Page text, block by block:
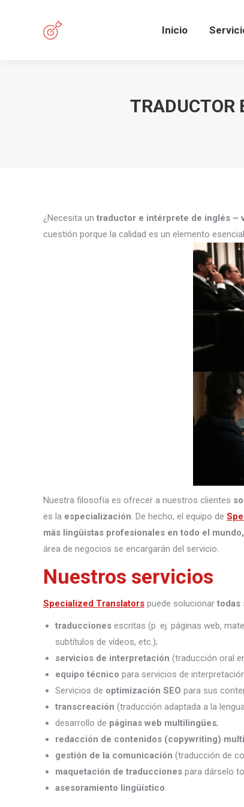
Inicio
TRADUCTOR
¿Necesita un traductor e intérprete de inglés –
cuestión porque la calidad es un elemento
Nuestra filosofía es ofrecer a nuestros clientes
es la especialización . De hecho, el equipo de
más lingüistas profesionales en todo el
área de negocios se encargarán del servicio.
Nuestros servicios
Specialized Translators puede solucionar todas
traducciones escritas (p. ej. páginas web,
subtítulos de vídeos, etc.);
servicios de interpretación (traducción oral
equipo técnico para servicios de
Servicios de optimización SEO para sus
transcreación (traducción adaptada a la
desarrollo de páginas web multilingües;
redacción de contenidos (copywriting)
gestión de la comunicación (traducción de
maquetación de traducciones para dárselo
asesoramiento lingüístico